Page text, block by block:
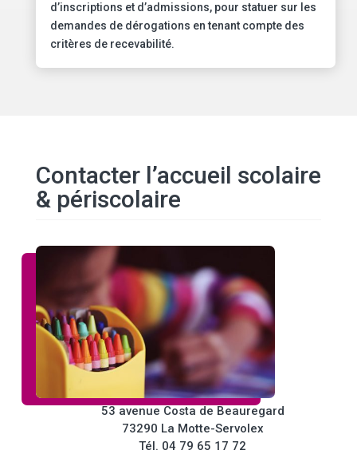
d’inscriptions et d’admissions, pour statuer sur les
demandes de dérogations en tenant compte des
critères de recevabilité.
Contacter l’accueil scolaire
& périscolaire
53 avenue Costa de Beauregard
73290 La Motte-Servolex
Tél. 04 79 65 17 72